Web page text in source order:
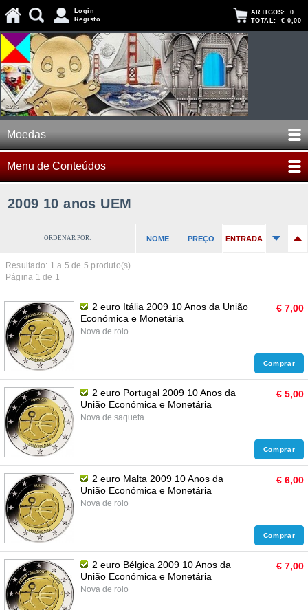
Login
Registo
ARTIGOS: 0
TOTAL: € 0,00
Moedas
Menu de Conteúdos
2009 10 anos UEM
ORDENAR POR: NOME PREÇO ENTRADA
Resultado: 1 a 5 de 5 produto(s)
Página 1 de 1
2 euro Itália 2009 10 Anos da União
Económica e Monetária
Nova de rolo
€ 7,00
Comprar
2 euro Portugal 2009 10 Anos da
União Económica e Monetária
Nova de saqueta
€ 5,00
Comprar
2 euro Malta 2009 10 Anos da
União Económica e Monetária
Nova de rolo
€ 6,00
Comprar
2 euro Bélgica 2009 10 Anos da
União Económica e Monetária
Nova de rolo
€ 7,00